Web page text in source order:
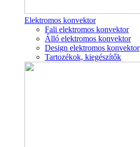
Elektromos konvektor
Fali elektromos konvektor
Álló elektromos konvektor
Design elektromos konvektor
Tartozékok, kiegészítők